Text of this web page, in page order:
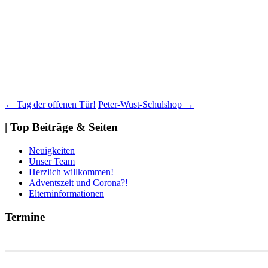
Beitragsnavigation
← Tag der offenen Tür! Peter-Wust-Schulshop →
| Top Beiträge & Seiten
Neuigkeiten
Unser Team
Herzlich willkommen!
Adventszeit und Corona?!
Elterninformationen
Termine